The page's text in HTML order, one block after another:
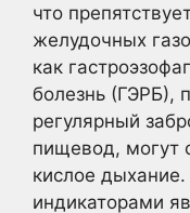
что
желудочных
как
болезнь (ГЭРБ),
регулярный
пищевод, могут
кислое
индикаторами